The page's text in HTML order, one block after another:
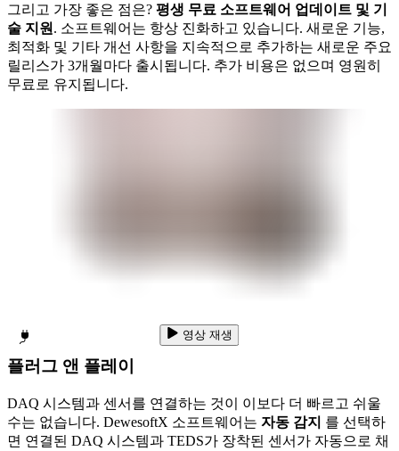
그리고 가장 좋은 점은? 평생 무료 소프트웨어 업데이트 및 기
술 지원 . 소프트웨어는 항상 진화하고 있습니다. 새로운 기능,
최적화 및 기타 개선 사항을 지속적으로 추가하는 새로운 주요
릴리스가 3개월마다 출시됩니다. 추가 비용은 없으며 영원히
무료로 유지됩니다.
영상 재생
플러그 앤 플레이
DAQ 시스템과 센서를 연결하는 것이 이보다 더 빠르고 쉬울
수는 없습니다. DewesoftX 소프트웨어는 자동 감지 를 선택하
면 연결된 DAQ 시스템과 TEDS가 장착된 센서가 자동으로 채